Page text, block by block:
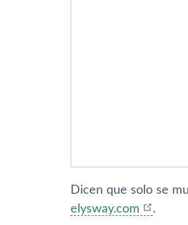
Dicen que solo se
elysway.com
.